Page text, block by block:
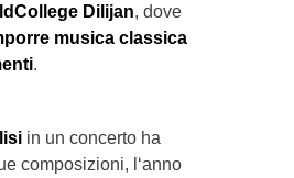
Dilijan, dove
musica classica
.
in un concerto ha
composizioni, l‘anno